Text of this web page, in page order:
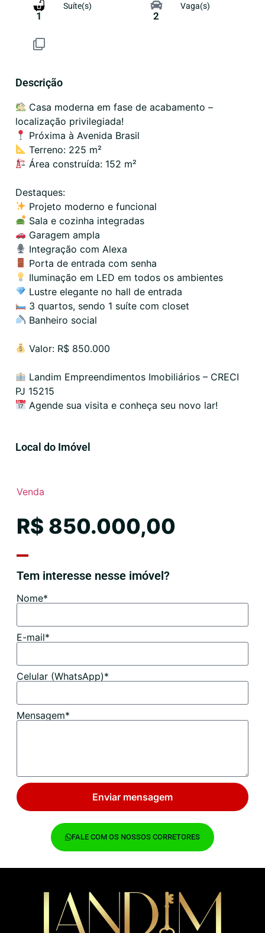
1
Suíte(s)
2
Vaga(s)
Descrição
Casa moderna em fase de acabamento –
localização privilegiada!
Próxima à Avenida Brasil
Terreno: 225 m²
Área construída: 152 m²
Destaques:
Projeto moderno e funcional
Sala e cozinha integradas
Garagem ampla
Integração com Alexa
Porta de entrada com senha
Iluminação em LED em todos os ambientes
Lustre elegante no hall de entrada
3 quartos, sendo 1 suíte com closet
Banheiro social
Valor: R$ 850.000
Landim Empreendimentos Imobiliários – CRECI
PJ 15215
Agende sua visita e conheça seu novo lar!
Local do Imóvel
Venda
R$ 850.000,00
Tem interesse nesse imóvel?
Nome*
E-mail*
Celular (WhatsApp)*
Mensagem*
Enviar mensagem
FALE COM OS NOSSOS CORRETORES